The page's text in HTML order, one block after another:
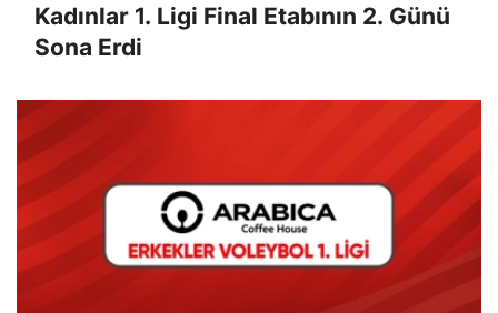
Kadınlar 1. Ligi Final Etabının 2. Günü
Sona Erdi